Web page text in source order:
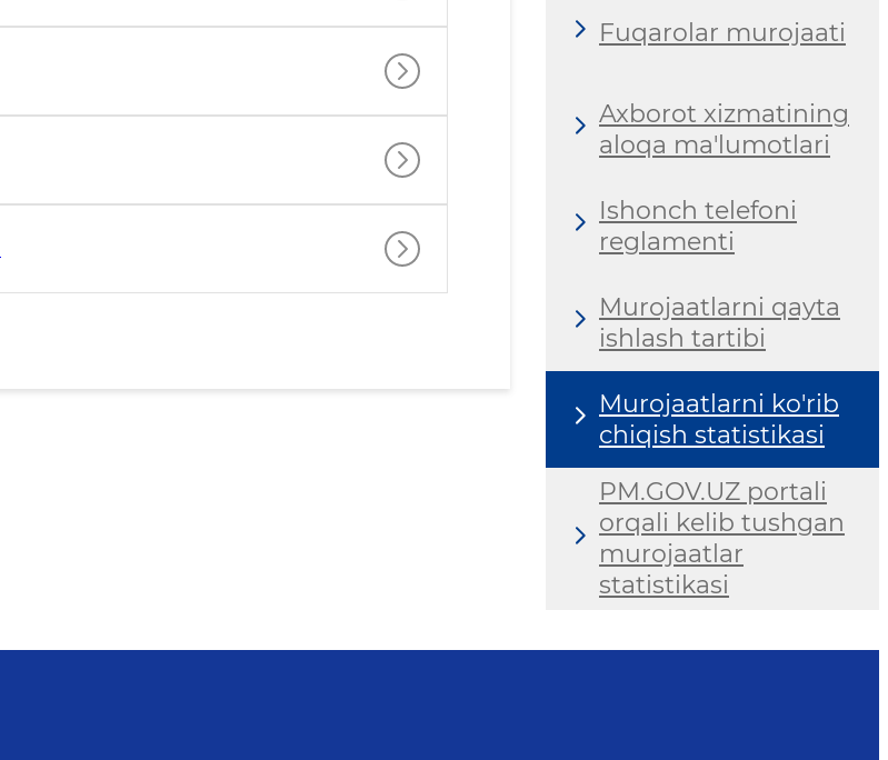
Fuqarolar murojaati
Axborot xizmatining
aloqa ma'lumotlari
Ishonch telefoni
reglamenti
Murojaatlarni qayta
ishlash tartibi
Murojaatlarni ko'rib
chiqish statistikasi
PM.GOV.UZ portali
orqali kelib tushgan
murojaatlar
statistikasi